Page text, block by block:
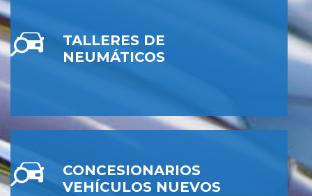
TALLERES DE
NEUMÁTICOS
CONCESIONARIOS
VEHÍCULOS NUEVOS